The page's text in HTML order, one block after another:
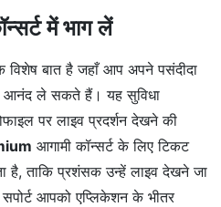
में भाग लें
विशेष बात है जहाँ आप अपने पसंदीदा
आनंद ले सकते हैं। यह सुविधा
पर लाइव प्रदर्शन देखने की
आगामी कॉन्सर्ट के लिए टिकट
है, ताकि प्रशंसक उन्हें लाइव देखने जा
आपको एप्लिकेशन के भीतर